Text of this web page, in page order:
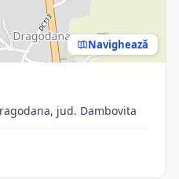
Navighează
jud. Dambovita